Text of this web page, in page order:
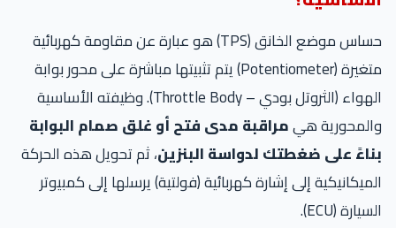
حساس موضع الخانق (TPS) هو عبارة عن مقاومة كهربائية
متغيرة (Potentiometer) يتم تثبيتها مباشرة على محور بوابة
الهواء (الثروتل بودي – Throttle Body). وظيفته الأساسية
والمحورية هيمراقبة مدى فتح أو غلق صمام البوابة
بناءً على ضغطتك لدواسة البنزين، ثم تحويل هذه الحركة
الميكانيكية إلى إشارة كهربائية (فولتية) يرسلها إلى كمبيوتر
السيارة (ECU).